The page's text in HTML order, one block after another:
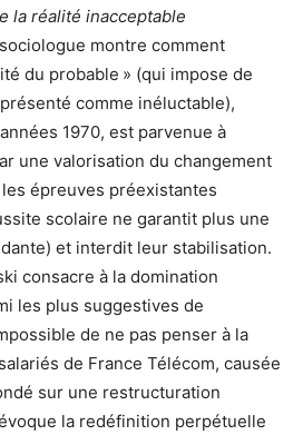
la réalité inacceptable
montre comment
du probable » (qui impose de
comme inéluctable),
1970, est parvenue à
une valorisation du changement
épreuves préexistantes
scolaire ne garantit plus une
et interdit leur stabilisation.
consacre à la domination
les plus suggestives de
de ne pas penser à la
de France Télécom, causée
sur une restructuration
la redéfinition perpétuelle